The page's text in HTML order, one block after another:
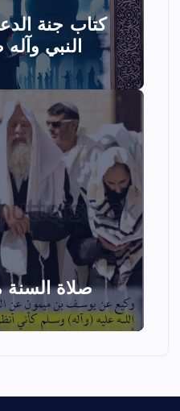
كتاب جنة
النبي
صلاة السنة